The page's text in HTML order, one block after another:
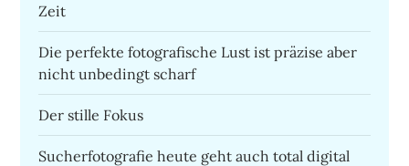
Zeit
Die perfekte fotografische Lust ist präzise aber
nicht unbedingt scharf
Der stille Fokus
Sucherfotografie heute geht auch total digital